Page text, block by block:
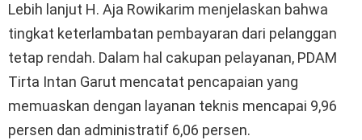
Lebih lanjut H. Aja Rowikarim menjelaskan bahwa
tingkat keterlambatan pembayaran dari pelanggan
tetap rendah. Dalam hal cakupan pelayanan, PDAM
Tirta Intan Garut mencatat pencapaian yang
memuaskan dengan layanan teknis mencapai 9,96
persen dan administratif 6,06 persen.